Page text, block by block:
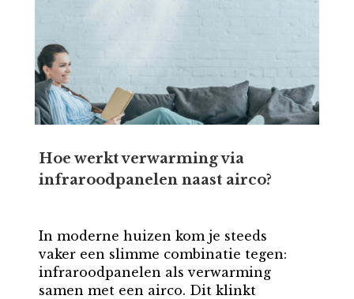
Hoe werkt verwarming via
infraroodpanelen naast airco?
In moderne huizen kom je steeds
vaker een slimme combinatie tegen:
infraroodpanelen als verwarming
samen met een airco. Dit klinkt